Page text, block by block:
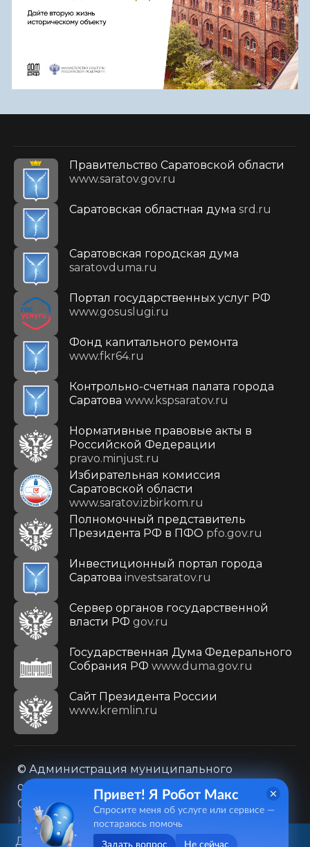
Правительство Саратовской области
www.saratov.gov.ru
Саратовская областная дума srd.ru
Саратовская городская дума
saratovduma.ru
Портал государственных услуг РФ
www.gosuslugi.ru
Фонд капитального ремонта
www.fkr64.ru
Контрольно-счетная палата города
Саратова www.kspsaratov.ru
Нормативные правовые акты в
Российской Федерации
pravo.minjust.ru
Избирательная комиссия
Саратовской области
www.saratov.izbirkom.ru
Полномочный представитель
Президента РФ в ПФО pfo.gov.ru
Инвестиционный портал города
Саратова investsaratov.ru
Сервер органов государственной
власти РФ gov.ru
Государственная Дума Федерального
Собрания РФ www.duma.gov.ru
Cайт Президента России
www.kremlin.ru
© Администрация муниципального
образования городского округа «Город
Саратов»
Контакты
Карта сайта
Политика в отношении обработки
Данный веб-сайт использует
Привет! Я Робот Макс
Спросите меня об услуге или сервисе —
постараюсь помочь
Задать вопрос Не сейчас